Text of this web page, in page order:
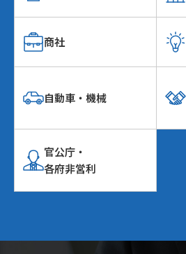
商社
自動車・機械
官公庁・
各府非営利